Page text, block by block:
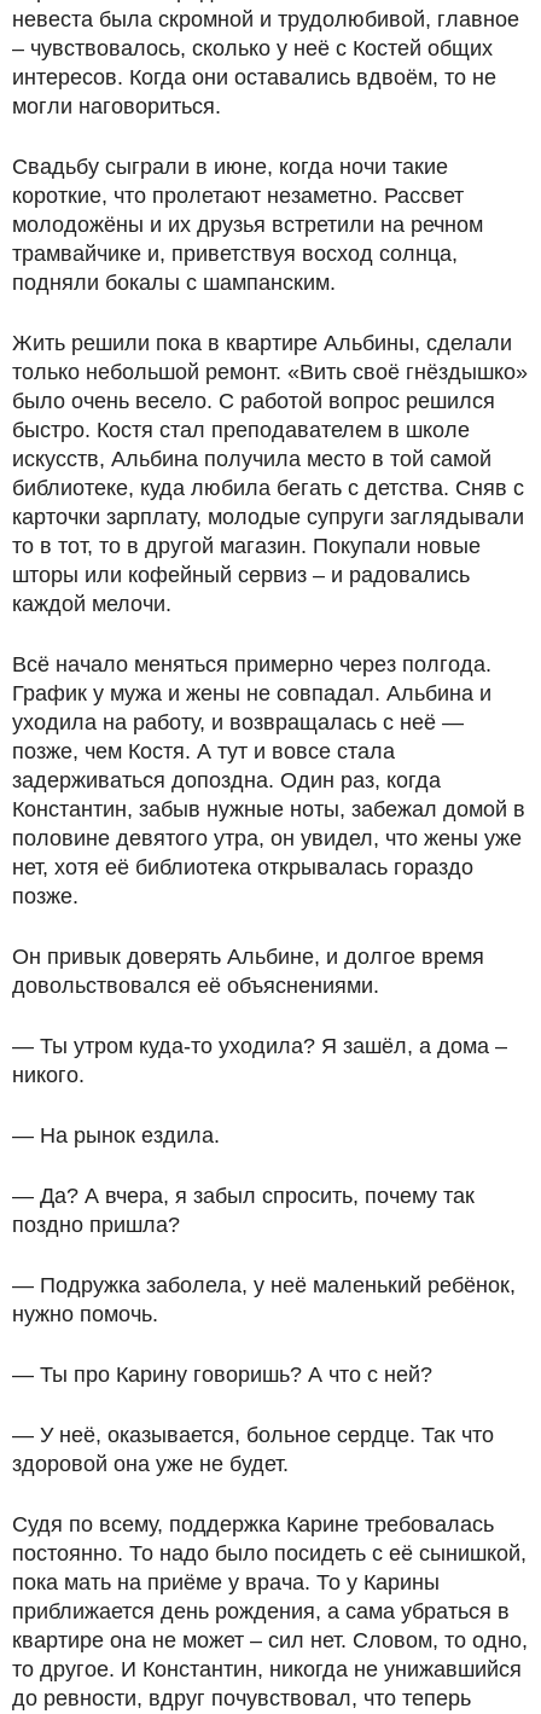
невеста была скромной и трудолюбивой, главное
– чувствовалось, сколько у неё с Костей общих
интересов. Когда они оставались вдвоём, то не
могли наговориться.
Свадьбу сыграли в июне, когда ночи такие
короткие, что пролетают незаметно. Рассвет
молодожёны и их друзья встретили на речном
трамвайчике и, приветствуя восход солнца,
подняли бокалы с шампанским.
Жить решили пока в квартире Альбины, сделали
только небольшой ремонт. «Вить своё гнёздышко»
было очень весело. С работой вопрос решился
быстро. Костя стал преподавателем в школе
искусств, Альбина получила место в той самой
библиотеке, куда любила бегать с детства. Сняв с
карточки зарплату, молодые супруги заглядывали
то в тот, то в другой магазин. Покупали новые
шторы или кофейный сервиз – и радовались
каждой мелочи.
Всё начало меняться примерно через полгода.
График у мужа и жены не совпадал. Альбина и
уходила на работу, и возвращалась с неё —
позже, чем Костя. А тут и вовсе стала
задерживаться допоздна. Один раз, когда
Константин, забыв нужные ноты, забежал домой в
половине девятого утра, он увидел, что жены уже
нет, хотя её библиотека открывалась гораздо
позже.
Он привык доверять Альбине, и долгое время
довольствовался её объяснениями.
— Ты утром куда-то уходила? Я зашёл, а дома –
никого.
— На рынок ездила.
— Да? А вчера, я забыл спросить, почему так
поздно пришла?
— Подружка заболела, у неё маленький ребёнок,
нужно помочь.
— Ты про Карину говоришь? А что с ней?
— У неё, оказывается, больное сердце. Так что
здоровой она уже не будет.
Судя по всему, поддержка Карине требовалась
постоянно. То надо было посидеть с её сынишкой,
пока мать на приёме у врача. То у Карины
приближается день рождения, а сама убраться в
квартире она не может – сил нет. Словом, то одно,
то другое. И Константин, никогда не унижавшийся
до ревности, вдруг почувствовал, что теперь